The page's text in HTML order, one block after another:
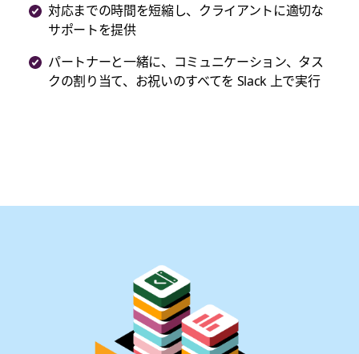
対応までの時間を短縮し、クライアントに適切な
サポートを提供
パートナーと一緒に、コミュニケーション、タス
クの割り当て、お祝いのすべてを Slack 上で実行